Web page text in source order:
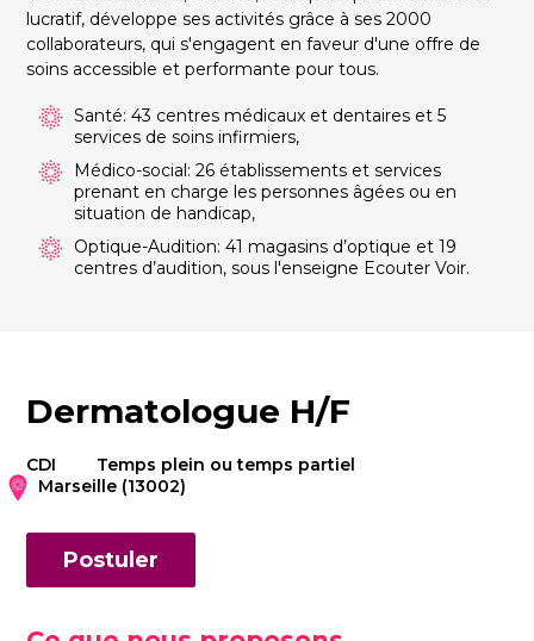
lucratif, développe ses activités grâce à ses 2000
collaborateurs, qui s'engagent en faveur d'une offre de
soins accessible et performante pour tous.
Santé: 43 centres médicaux et dentaires et 5
services de soins infirmiers,
Médico-social: 26 établissements et services
prenant en charge les personnes âgées ou en
situation de handicap,
Optique-Audition: 41 magasins d’optique et 19
centres d’audition, sous l'enseigne Ecouter Voir.
Dermatologue H/F
CDI
Temps plein ou temps partiel
Marseille (13002)
Postuler